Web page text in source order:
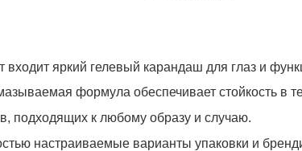
входит яркий гелевый карандаш для глаз и
формула обеспечивает стойкость в
подходящих к любому образу и случаю.
настраиваемые варианты упаковки и